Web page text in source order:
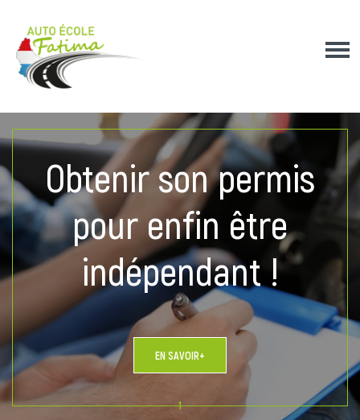
1
Obtenir son permis
pour enfin être
indépendant !
EN SAVOIR+